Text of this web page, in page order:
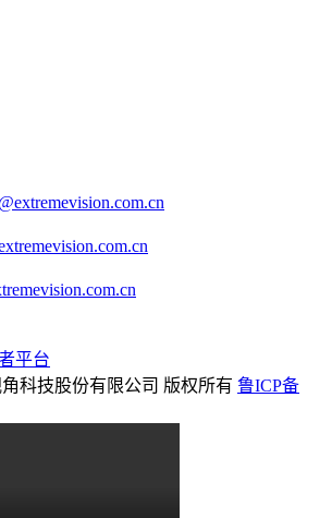
平台
角科技股份有限公司 版权所有 鲁ICP备